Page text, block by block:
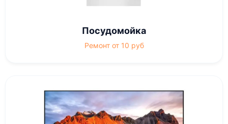
Посудомойка
Ремонт от 10 руб